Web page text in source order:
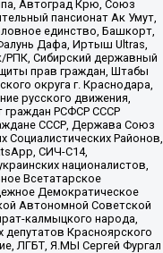
Автоград Крю, Союз
пансионат Ак Умут,
единство, Башкорт,
Дафа, Иртыш Ultras,
РПК, Сибирский державный
прав граждан, Штабы
округа г. Краснодара,
русского движения,
граждан РСФСР СССР
СССР, Держава Союз
Районов,
СИЧ-С14,
националистов,
Всетатарское
Демократическое
Автономной Советской
калмыцкого народа,
Красноярского
ЛГБТ, Я.МЫ Сергей Фургал